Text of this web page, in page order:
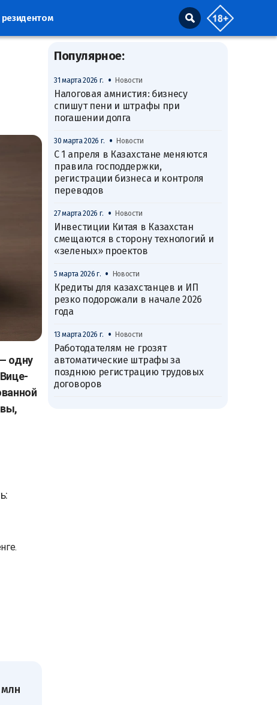
резидентом
одну
Популярное:
31 марта 2026 г. • Новости
Налоговая амнистия: бизнесу
спишут пени и штрафы при
погашении долга
30 марта 2026 г. • Новости
С 1 апреля в Казахстане меняются
правила господдержки,
регистрации бизнеса и контроля
переводов
27 марта 2026 г. • Новости
Инвестиции Китая в Казахстан
смещаются в сторону технологий и
«зеленых» проектов
5 марта 2026 г. • Новости
Кредиты для казахстанцев и ИП
резко подорожали в начале 2026
года
13 марта 2026 г. • Новости
Работодателям не грозят
автоматические штрафы за
позднюю регистрацию трудовых
договоров